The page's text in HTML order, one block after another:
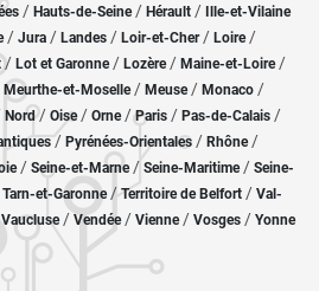
/ Hauts-de-Seine/ Hérault / Ille-et-Vilaine
/ Jura / Landes / Loir-et-Cher/ Loire/
/ Lot et Garonne/ Lozère / Maine-et-Loire/
Meurthe-et-Moselle/ Meuse/ Monaco /
Nord/ Oise / Orne/Paris / Pas-de-Calais /
/ Pyrénées-Orientales / Rhône/
/ Seine-et-Marne/ Seine-Maritime/ Seine-
Tarn-et-Garonne/Territoire de Belfort / Val-
Vaucluse/ Vendée/ Vienne/ Vosges / Yonne